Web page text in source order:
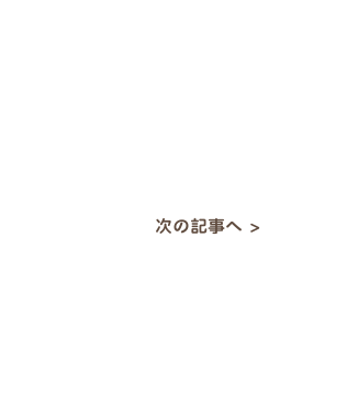
次の記事へ >